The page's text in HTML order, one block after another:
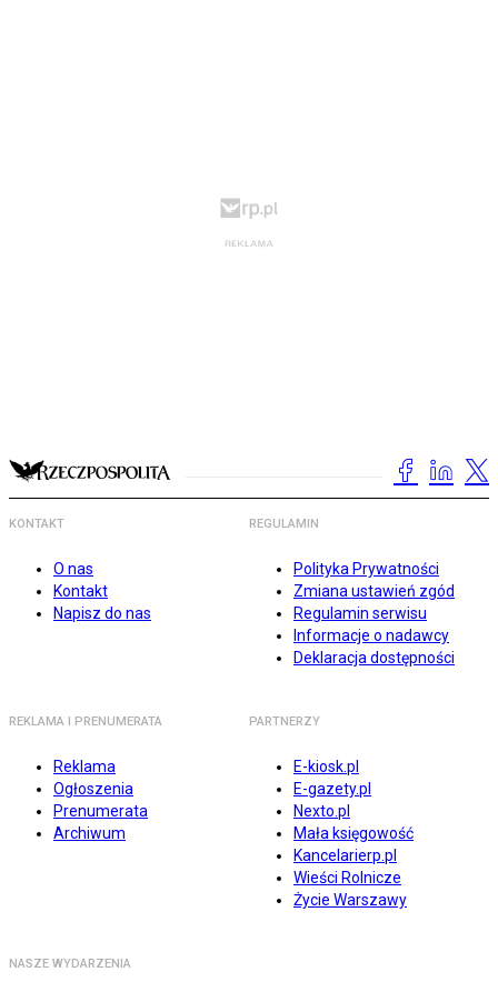
KONTAKT
O nas
Kontakt
Napisz do nas
REGULAMIN
Polityka Prywatności
Zmiana ustawień zgód
Regulamin serwisu
Informacje o nadawcy
Deklaracja dostępności
REKLAMA I PRENUMERATA
Reklama
Ogłoszenia
Prenumerata
Archiwum
PARTNERZY
E-kiosk.pl
E-gazety.pl
Nexto.pl
Mała księgowość
Kancelarierp.pl
Wieści Rolnicze
Życie Warszawy
NASZE WYDARZENIA